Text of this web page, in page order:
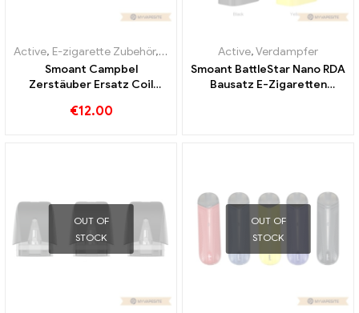
Active, E-zigarette Zubehör, Verdampfer
Smoant Campbel
Zerstäuber Ersatz Coil
Zigaretten Großhandel丨
€12.00
Active,Verdampfer
Smoant BattleStar Nano RDA
Bausatz E-Zigaretten
OUT OF
STOCK
OUT OF
STOCK